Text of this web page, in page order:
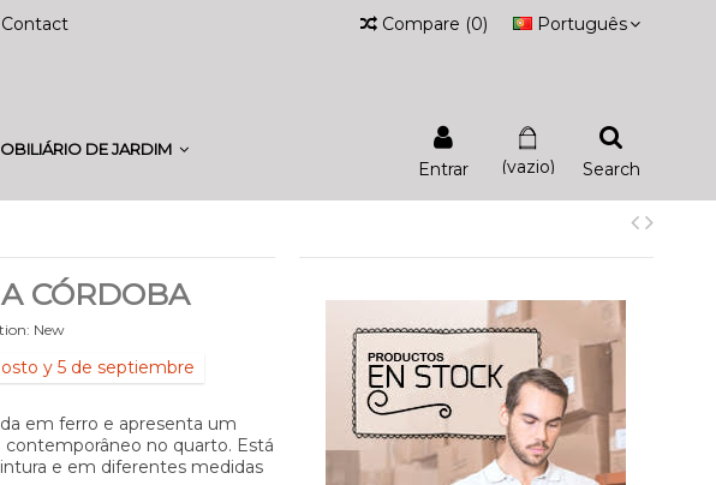
Contact Português
Compare (0)
DE JARDIM
Search
(vazio)
Entrar
CÓRDOBA
New
y 5 de septiembre
em ferro e apresenta um
no quarto. Está
e em diferentes medidas